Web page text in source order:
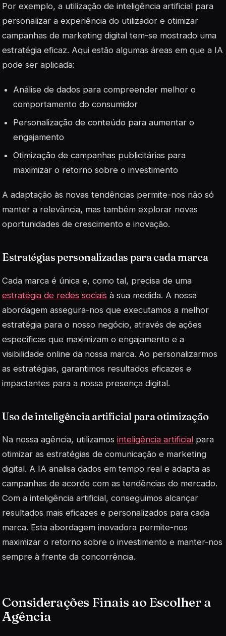
Por exemplo, a utilização de inteligência artificial para
personalizar a experiência do utilizador e otimizar
campanhas de marketing digital tem-se mostrado uma
estratégia eficaz. Aqui estão algumas áreas em que a IA
pode ser aplicada:
Análise de dados para compreender melhor o
comportamento do consumidor
Personalização de conteúdo para aumentar o
engajamento
Otimização de campanhas publicitárias para
maximizar o retorno sobre o investimento
A adaptação às novas tendências permite-nos não só
manter a relevância, mas também explorar novas
oportunidades de crescimento e inovação.
Estratégias personalizadas para cada marca
Cada marca é única e, como tal, precisa de uma
estratégia de redes sociais à sua medida. A nossa
abordagem assegura-nos que executamos a melhor
estratégia para o nosso negócio, através de ações
específicas que maximizam o engajamento e a
visibilidade online da nossa marca. Ao personalizarmos
as estratégias, garantimos resultados eficazes e
impactantes para a nossa presença digital.
Uso de inteligência artificial para otimização
Na nossa agência, utilizamos inteligência artificial para
otimizar as estratégias de comunicação e marketing
digital. A IA analisa dados em tempo real e adapta as
campanhas de acordo com as tendências do mercado.
Com a inteligência artificial, conseguimos alcançar
resultados mais eficazes e personalizados para cada
marca. Esta abordagem inovadora permite-nos
maximizar o retorno sobre o investimento e manter-nos
sempre à frente da concorrência.
Considerações Finais ao Escolher a
Agência